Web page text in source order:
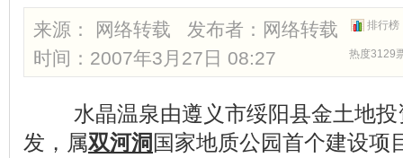
排行榜
来源： 网络转载 发布者： 网络转载
热度3129
时间：2007年3月27日 08:27
水晶温泉由遵义市绥阳县金土地投
发，属双河洞 国家地质公园首个建设项